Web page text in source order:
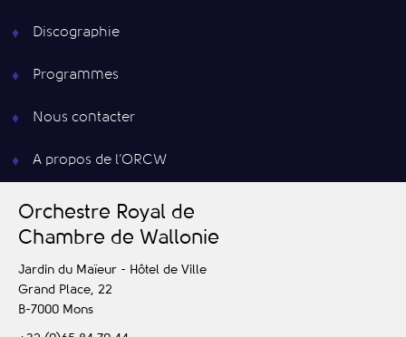
Discographie
Programmes
Nous contacter
A propos de l’ORCW
Orchestre Royal de
Chambre de Wallonie
Jardin du Maïeur - Hôtel de Ville
Grand Place, 22
B-7000 Mons